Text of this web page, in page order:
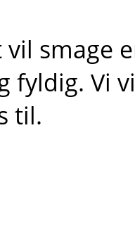
vil
fyldig. Vi
til.